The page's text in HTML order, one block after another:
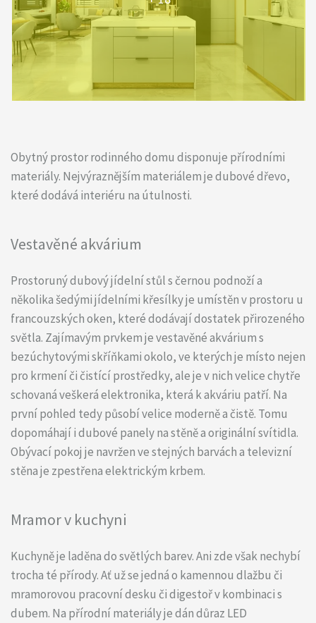
Obytný prostor rodinného domu disponuje přírodními
materiály. Nejvýraznějším materiálem je dubové dřevo,
které dodává interiéru na útulnosti.
Vestavěné akvárium
Prostoruný dubový jídelní stůl s černou podnoží a
několika šedými jídelními křesílky je umístěn v prostoru u
francouzských oken, které dodávají dostatek přirozeného
světla. Zajímavým prvkem je vestavěné akvárium s
bezúchytovými skříňkami okolo, ve kterých je místo nejen
pro krmení či čistící prostředky, ale je v nich velice chytře
schovaná veškerá elektronika, která k akváriu patří. Na
první pohled tedy působí velice moderně a čistě. Tomu
dopomáhají i dubové panely na stěně a originální svítidla.
Obývací pokoj je navržen ve stejných barvách a televizní
stěna je zpestřena elektrickým krbem.
Mramor v kuchyni
Kuchyně je laděna do světlých barev. Ani zde však nechybí
trocha té přírody. Ať už se jedná o kamennou dlažbu či
mramorovou pracovní desku či digestoř v kombinaci s
dubem. Na přírodní materiály je dán důraz LED